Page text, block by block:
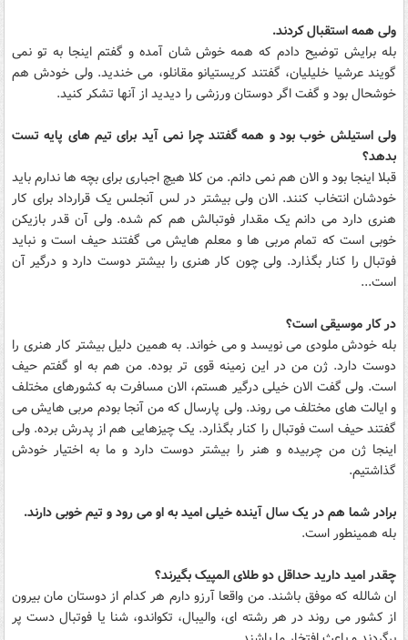
ولی همه استقبال کردند.
بله برایش توضیح دادم که همه خوش شان آمده و گفتم اینجا به تو نمی
گویند عرشیا خلیلیان، گفتند کریستیانو مقانلو، می خندید. ولی خودش هم
خوشحال بود و گفت اگر دوستان ورزشی را دیدید از آنها تشکر کنید.
ولی استیلش خوب بود و همه گفتند چرا نمی آید برای تیم های پایه تست
بدهد؟
قبلا اینجا بود و الان هم نمی دانم. من کلا هیچ اجباری برای بچه ها ندارم باید
خودشان انتخاب کنند. الان ولی بیشتر در لس آنجلس یک قرارداد برای کار
هنری دارد می دانم یک مقدار فوتبالش هم کم شده. ولی آن قدر بازیکن
خوبی است که تمام مربی ها و معلم هایش می گفتند حیف است و نباید
فوتبال را کنار بگذارد. ولی چون کار هنری را بیشتر دوست دارد و درگیر آن
است...
در کار موسیقی است؟
بله خودش ملودی می نویسد و می خواند. به همین دلیل بیشتر کار هنری را
دوست دارد. ژن من در این زمینه قوی تر بوده. من هم به او گفتم حیف
است. ولی گفت الان خیلی درگیر هستم، الان مسافرت به کشورهای مختلف
و ایالت های مختلف می روند. ولی پارسال که من آنجا بودم مربی هایش می
گفتند حیف است فوتبال را کنار بگذارد. یک چیزهایی هم از پدرش برده. ولی
اینجا ژن من چربیده و هنر را بیشتر دوست دارد و ما به اختیار خودش
گذاشتیم.
برادر شما هم در یک سال آینده خیلی امید به او می رود و تیم خوبی دارند.
بله همینطور است.
چقدر امید دارید حداقل دو طلای المپیک بگیرند؟
ان شالله که موفق باشند. من واقعا آرزو دارم هر کدام از دوستان مان بیرون
از کشور می روند در هر رشته ای، والیبال، تکواندو، شنا یا فوتبال دست پر